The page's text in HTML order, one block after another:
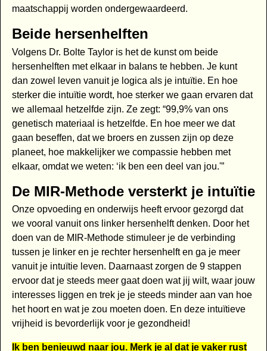
maatschappij worden ondergewaardeerd.
Beide hersenhelften
Volgens Dr. Bolte Taylor is het de kunst om beide
hersenhelften met elkaar in balans te hebben. Je kunt
dan zowel leven vanuit je logica als je intuïtie. En hoe
sterker die intuïtie wordt, hoe sterker we gaan ervaren dat
we allemaal hetzelfde zijn. Ze zegt: “99,9% van ons
genetisch materiaal is hetzelfde. En hoe meer we dat
gaan beseffen, dat we broers en zussen zijn op deze
planeet, hoe makkelijker we compassie hebben met
elkaar, omdat we weten: ‘ik ben een deel van jou.'”
De MIR-Methode versterkt je intuïtie
Onze opvoeding en onderwijs heeft ervoor gezorgd dat
we vooral vanuit ons linker hersenhelft denken. Door het
doen van de MIR-Methode stimuleer je de verbinding
tussen je linker en je rechter hersenhelft en ga je meer
vanuit je intuïtie leven. Daarnaast zorgen de 9 stappen
ervoor dat je steeds meer gaat doen wat jij wilt, waar jouw
interesses liggen en trek je je steeds minder aan van hoe
het hoort en wat je zou moeten doen. En deze intuïtieve
vrijheid is bevorderlijk voor je gezondheid!
Ik ben benieuwd naar jou. Merk je al dat je vaker rust